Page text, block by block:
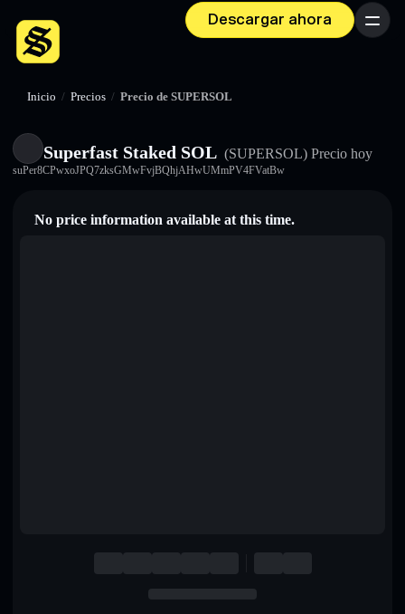
Descargar ahora Menú
Inicio / Precios / Precio de SUPERSOL
Superfast Staked SOL (SUPERSOL) Precio hoy
suPer8CPwxoJPQ7zksGMwFvjBQhjAHwUMmPV4FVatBw
No price information available at this time.